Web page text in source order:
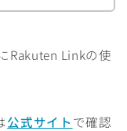
Rakuten Linkの使
公式サイトで確認